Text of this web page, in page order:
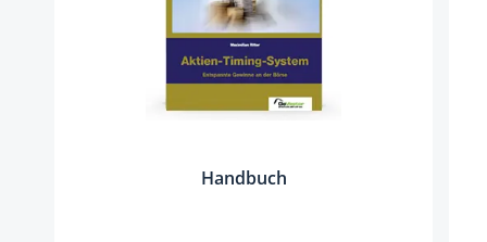
Handbuch